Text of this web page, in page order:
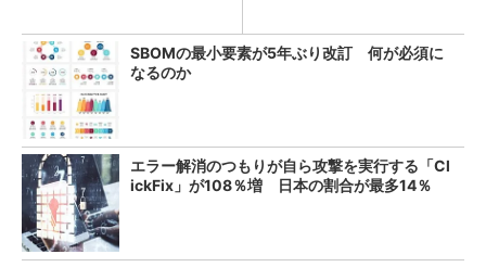
SBOMの最小要素が5年ぶり改訂 何が必須に
なるのか
エラー解消のつもりが自ら攻撃を実行する「Cl
ickFix」が108％増 日本の割合が最多14％